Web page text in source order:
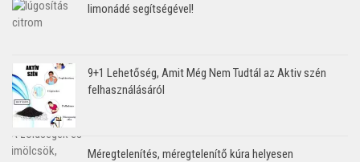
limonádé segítségével!
9+1 Lehetőség, Amit Még Nem Tudtál az Aktiv szén
felhasználásáról
Méregtelenítés, méregtelenítő kúra helyesen